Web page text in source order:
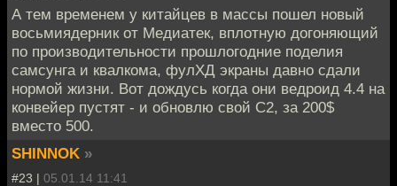
А тем временем у китайцев в массы пошел новый
восьмиядерник от Медиатек, вплотную догоняющий
по производительности прошлогодние поделия
самсунга и квалкома, фулХД экраны давно сдали
нормой жизни. Вот дождусь когда они ведроид 4.4 на
конвейер пустят - и обновлю свой С2, за 200$
вместо 500.
SHINNOK »
#23 | 05.01.14 11:41